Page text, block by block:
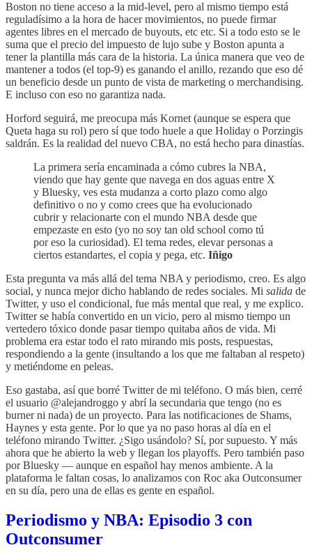
Boston no tiene acceso a la mid-level, pero al mismo tiempo está
reguladísimo a la hora de hacer movimientos, no puede firmar
agentes libres en el mercado de buyouts, etc etc. Si a todo esto se le
suma que el precio del impuesto de lujo sube y Boston apunta a
tener la plantilla más cara de la historia. La única manera que veo de
mantener a todos (el top-9) es ganando el anillo, rezando que eso dé
un beneficio desde un punto de vista de marketing o merchandising.
E incluso con eso no garantiza nada.
Horford seguirá, me preocupa más Kornet (aunque se espera que
Queta haga su rol) pero sí que todo huele a que Holiday o Porzingis
saldrán. Es la realidad del nuevo CBA, no está hecho para dinastías.
La primera sería encaminada a cómo cubres la NBA,
viendo que hay gente que navega en dos aguas entre X
y Bluesky, ves esta mudanza a corto plazo como algo
definitivo o no y como crees que ha evolucionado
cubrir y relacionarte con el mundo NBA desde que
empezaste en esto (yo no soy tan old school como tú
por eso la curiosidad). El tema redes, elevar personas a
ciertos estandartes, el copia y pega, etc. Iñigo
Esta pregunta va más allá del tema NBA y periodismo, creo. Es algo
social, y nunca mejor dicho hablando de redes sociales. Mi salida de
Twitter, y uso el condicional, fue más mental que real, y me explico.
Twitter se había convertido en un vicio, pero al mismo tiempo un
vertedero tóxico donde pasar tiempo quitaba años de vida. Mi
problema era estar todo el rato mirando mis posts, respuestas,
respondiendo a la gente (insultando a los que me faltaban al respeto)
y metiéndome en peleas.
Eso gastaba, así que borré Twitter de mi teléfono. O más bien, cerré
el usuario @alejandroggo y abrí la secundaria que tengo (no es
burner ni nada) de un proyecto. Para las notificaciones de Shams,
Haynes y esta gente. Por lo que ya no paso horas al día en el
teléfono mirando Twitter. ¿Sigo usándolo? Sí, por supuesto. Y más
ahora que he abierto la web y llegan los playoffs. Pero también paso
por Bluesky — aunque en español hay menos ambiente. A la
plataforma le faltan cosas, lo analizamos con Roc aka Outconsumer
en su día, pero una de ellas es gente en español.
Periodismo y NBA: Episodio 3 con
Outconsumer